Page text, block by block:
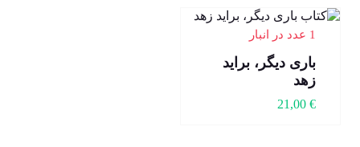
1 عدد در انبار
باری دیگر، براید
زهد
21,00 €